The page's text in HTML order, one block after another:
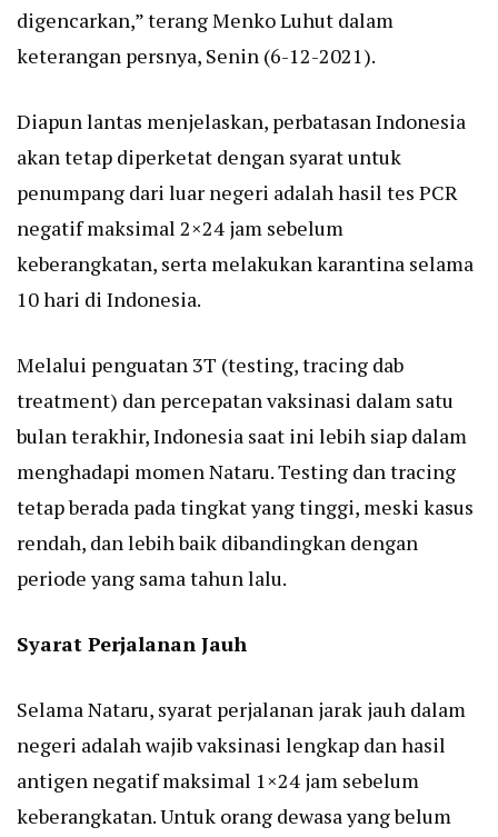
digencarkan,” terang Menko Luhut dalam
keterangan persnya, Senin (6-12-2021).
Diapun lantas menjelaskan, perbatasan Indonesia
akan tetap diperketat dengan syarat untuk
penumpang dari luar negeri adalah hasil tes PCR
negatif maksimal 2×24 jam sebelum
keberangkatan, serta melakukan karantina selama
10 hari di Indonesia.
Melalui penguatan 3T (testing, tracing dab
treatment) dan percepatan vaksinasi dalam satu
bulan terakhir, Indonesia saat ini lebih siap dalam
menghadapi momen Nataru. Testing dan tracing
tetap berada pada tingkat yang tinggi, meski kasus
rendah, dan lebih baik dibandingkan dengan
periode yang sama tahun lalu.
Syarat Perjalanan Jauh
Selama Nataru, syarat perjalanan jarak jauh dalam
negeri adalah wajib vaksinasi lengkap dan hasil
antigen negatif maksimal 1×24 jam sebelum
keberangkatan. Untuk orang dewasa yang belum